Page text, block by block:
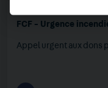
FCF - Urgence
Appel urgent aux dons